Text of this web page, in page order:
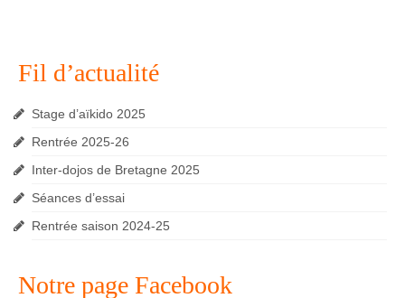
Fil d’actualité
Stage d’aïkido 2025
Rentrée 2025-26
Inter-dojos de Bretagne 2025
Séances d’essai
Rentrée saison 2024-25
Notre page Facebook